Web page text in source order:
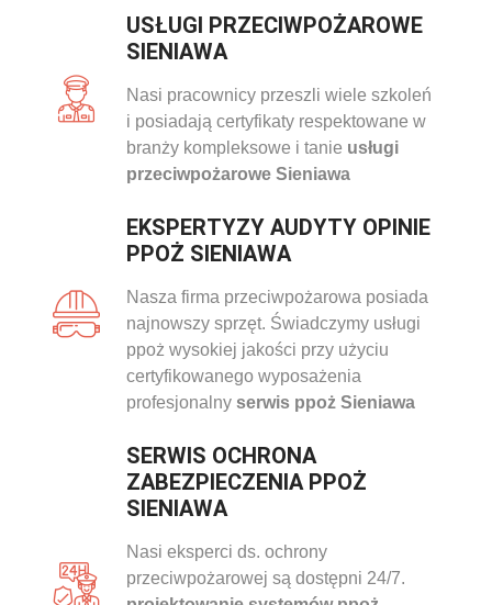
USŁUGI PRZECIWPOŻAROWE
SIENIAWA
Nasi pracownicy przeszli wiele szkoleń
i posiadają certyfikaty respektowane w
branży kompleksowe i tanie usługi
przeciwpożarowe Sieniawa
EKSPERTYZY AUDYTY OPINIE
PPOŻ SIENIAWA
Nasza firma przeciwpożarowa posiada
najnowszy sprzęt. Świadczymy usługi
ppoż wysokiej jakości przy użyciu
certyfikowanego wyposażenia
profesjonalny serwis ppoż Sieniawa
SERWIS OCHRONA
ZABEZPIECZENIA PPOŻ
SIENIAWA
Nasi eksperci ds. ochrony
przeciwpożarowej są dostępni 24/7.